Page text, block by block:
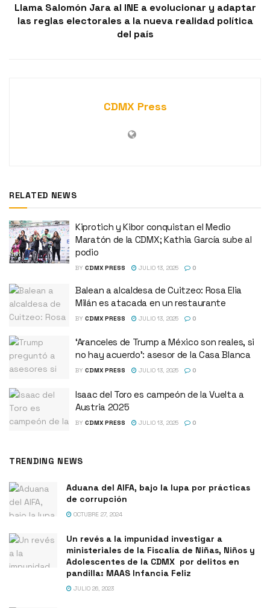
Llama Salomón Jara al INE a evolucionar y adaptar
las reglas electorales a la nueva realidad política
del país
CDMX Press
RELATED NEWS
Kiprotich y Kibor conquistan el Medio
Maratón de la CDMX; Kathia García sube al
podio
BY CDMX PRESS JULIO 13, 2025 0
Balean a alcaldesa de Cuitzeo: Rosa Elia
Milán es atacada en un restaurante
BY CDMX PRESS JULIO 13, 2025 0
‘Aranceles de Trump a México son reales, si
no hay acuerdo’: asesor de la Casa Blanca
BY CDMX PRESS JULIO 13, 2025 0
Isaac del Toro es campeón de la Vuelta a
Austria 2025
BY CDMX PRESS JULIO 13, 2025 0
TRENDING NEWS
Aduana del AIFA, bajo la lupa por prácticas
de corrupción
OCTUBRE 27, 2024
Un revés a la impunidad investigar a
ministeriales de la Fiscalía de Niñas, Niños y
Adolescentes de la CDMX por delitos en
pandilla: MAAS Infancia Feliz
JULIO 26, 2023